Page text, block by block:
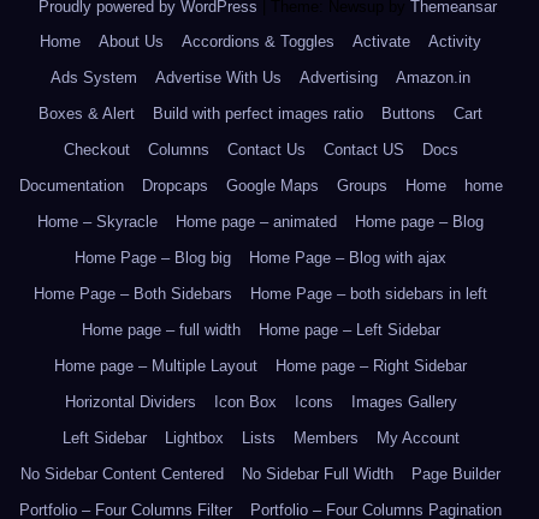
Proudly powered by WordPress Theme: Newsup by Themeansar.
Home
About Us Accordions & Toggles Activate
Activity
Ads System
Advertise With Us Advertising
Amazon.in
Boxes & Alert
Build with perfect images ratio Buttons
Cart
Checkout
Columns Contact Us Contact US
Docs
Documentation
Dropcaps Google Maps Groups Home
home
Home – Skyracle
Home page – animated
Home page – Blog
Home Page – Blog big
Home Page – Blog with ajax
Home Page – Both Sidebars
Home Page – both sidebars in left
Home page – full width
Home page – Left Sidebar
Home page – Multiple Layout
Home page – Right Sidebar
Horizontal Dividers
Icon Box Icons
Images Gallery
Left Sidebar
Lightbox Lists Members
My Account
No Sidebar Content Centered
No Sidebar Full Width
Page Builder
Portfolio – Four Columns Filter
Portfolio – Four Columns Pagination